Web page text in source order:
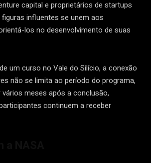
capital e proprietários de startups
influentes se unem aos
los no desenvolvimento de suas
um curso no Vale do Silício, a conexão
não se limita ao período do programa,
meses após a conclusão,
continuem a receber